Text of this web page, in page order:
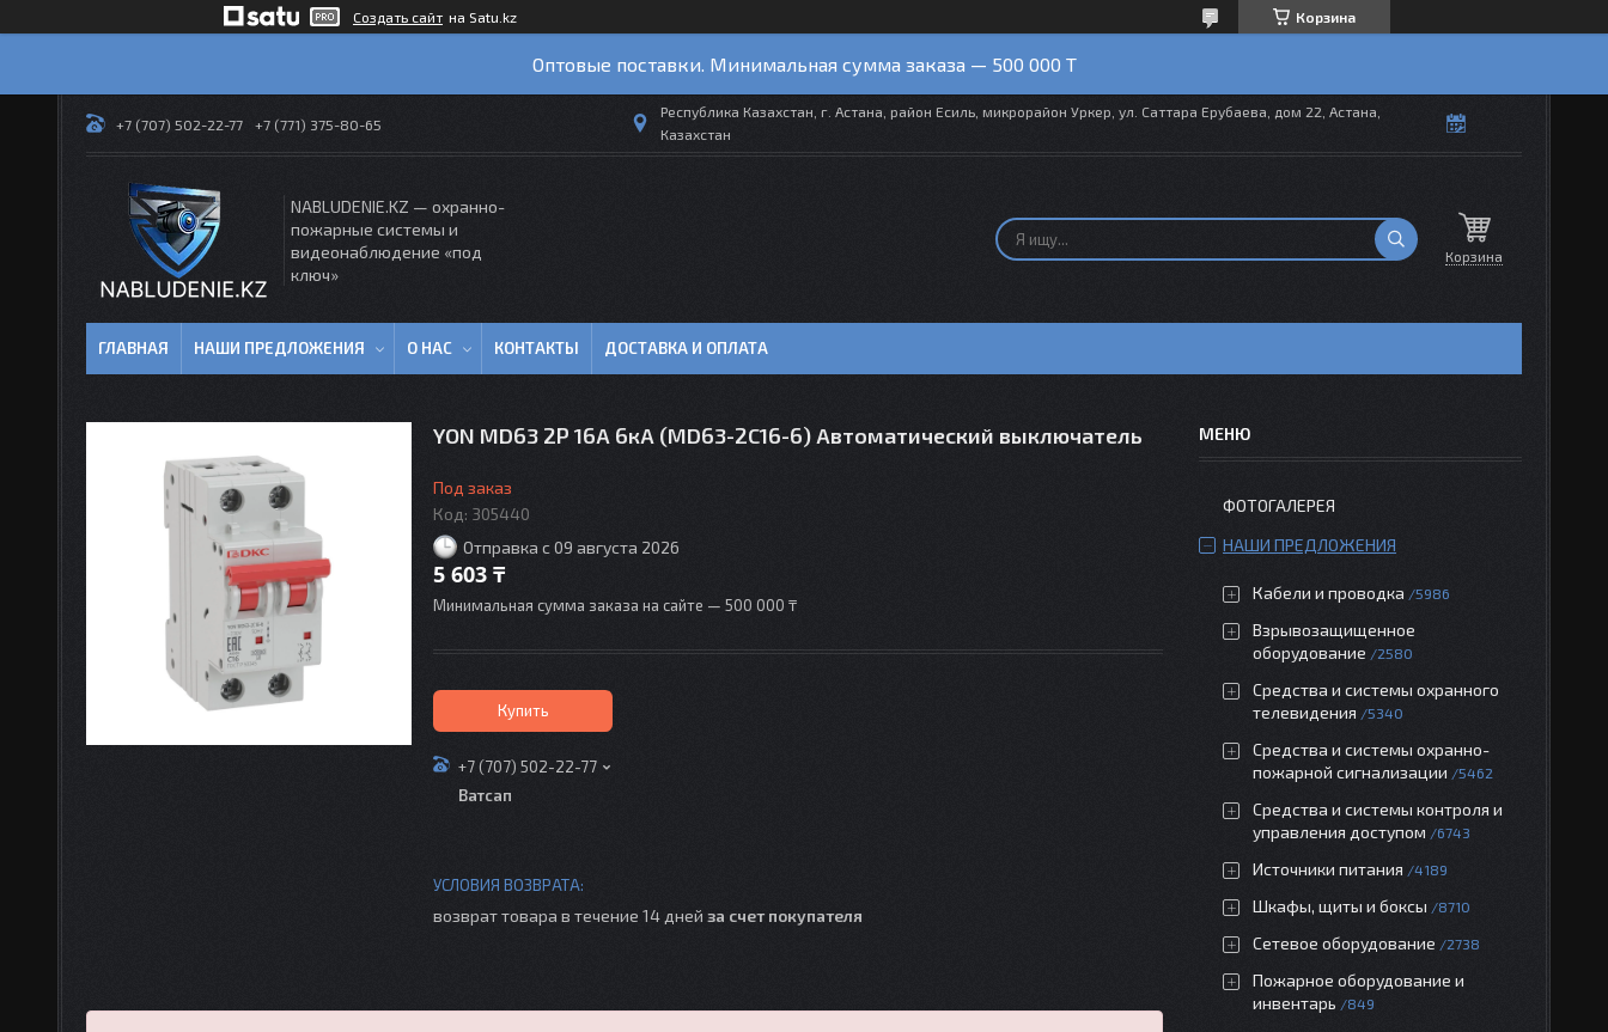
Создать сайт на Satu.kz Корзина
Оптовые поставки. Минимальная сумма заказа — 500 000 T
+7 (707) 502-22-77 +7 (771) 375-80-65
Республика Казахстан, г. Астана, район Есиль, микрорайон Уркер, ул. Саттара Ерубаева, дом 22, Астана,
Казахстан
NABLUDENIE.KZ — охранно-
пожарные системы и
видеонаблюдение «под
ключ»
Корзина
ГЛАВНАЯ НАШИ ПРЕДЛОЖЕНИЯ О НАС КОНТАКТЫ ДОСТАВКА И ОПЛАТА
YON MD63 2P 16А 6кА (MD63-2C16-6) Автоматический выключатель
Под заказ
Код: 305440
Отправка с 09 августа 2026
5 603 ₸
Минимальная сумма заказа на сайте — 500 000 ₸
Купить
+7 (707) 502-22-77
Ватсап
возврат товара в течение 14 дней за счет покупателя
ФОТОГАЛЕРЕЯ
НАШИ ПРЕДЛОЖЕНИЯ
Кабели и проводка 5986
Взрывозащищенное
оборудование
2580
Средства и системы охранного
телевидения
5340
Средства и системы охранно-
пожарной сигнализации
5462
Средства и системы контроля и
управления доступом
6743
Источники питания 4189
Шкафы, щиты и боксы 8710
Сетевое оборудование 2738
Пожарное оборудование и
инвентарь
849